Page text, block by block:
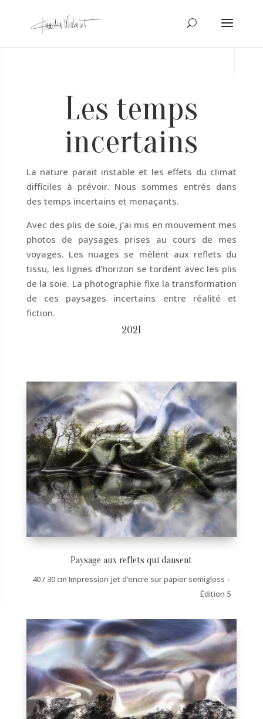
Les temps
incertains
La nature parait instable et les effets du climat
difficiles à prévoir. Nous sommes entrés dans
des temps incertains et menaçants.
Avec des plis de soie, j’ai mis en mouvement mes
photos de paysages prises au cours de mes
voyages. Les nuages se mêlent aux reflets du
tissu, les lignes d’horizon se tordent avec les plis
de la soie. La photographie fixe la transformation
de ces paysages incertains entre réalité et
fiction.
2021
Paysage aux reflets qui dansent
40 / 30 cm Impression jet d’encre sur papier semigloss –
Édition 5